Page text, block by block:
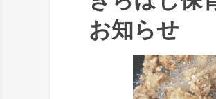
お知らせ